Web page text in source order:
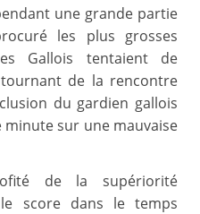
une grande partie
les plus grosses
Gallois tentaient de
de la rencontre
du gardien gallois
minute sur une mauvaise
de la supériorité
score dans le temps